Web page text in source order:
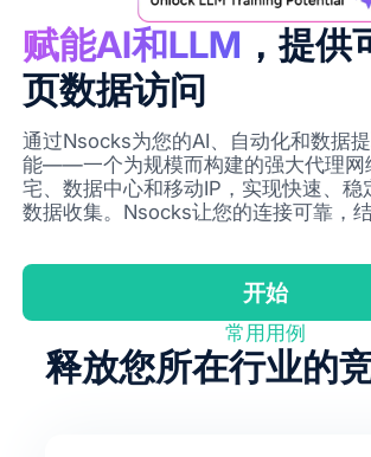
赋能AI和LLM ，提供
页数据访问
通过Nsocks为您的AI、自动化和数据
能——一个为规模而构建的强大代理网
宅、数据中心和移动IP，实现快速、稳
数据收集。Nsocks让您的连接可靠，结
开始
常用用例
释放您所在行业的